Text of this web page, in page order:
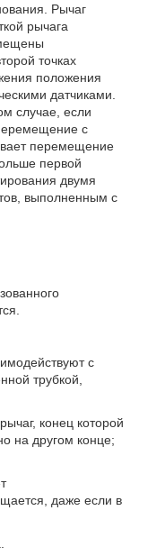
Рычаг
рычага
точках
положения
датчиками.
случае, если
с
перемещение
первой
двумя
выполненным с
с
трубкой,
конец которой
на другом конце;
даже если в